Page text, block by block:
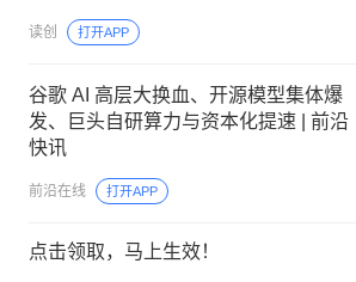
读创 打开APP
谷歌 AI 高层大换血、开源模型集体爆
发、巨头自研算力与资本化提速 | 前沿
快讯
前沿在线 打开APP
点击领取，马上生效！